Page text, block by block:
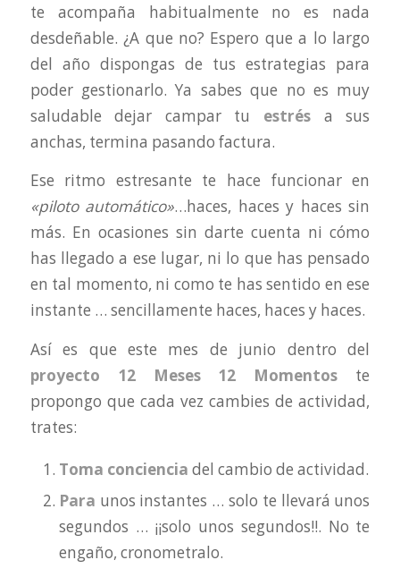
te acompaña habitualmente no es nada
desdeñable. ¿A que no? Espero que a lo largo
del año dispongas de tus estrategias para
poder gestionarlo. Ya sabes que no es muy
saludable dejar campar tu estrés a sus
anchas, termina pasando factura.
Ese ritmo estresante te hace funcionar en
«piloto automático»…haces, haces y haces sin
más. En ocasiones sin darte cuenta ni cómo
has llegado a ese lugar, ni lo que has pensado
en tal momento, ni como te has sentido en ese
instante … sencillamente haces, haces y haces.
Así es que este mes de junio dentro del
proyecto 12 Meses 12 Momentos te
propongo que cada vez cambies de actividad,
trates:
Toma conciencia del cambio de actividad.
Para unos instantes … solo te llevará unos
segundos … ¡¡solo unos segundos!!. No te
engaño, cronometralo.